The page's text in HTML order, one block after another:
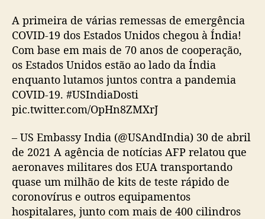
A primeira de várias remessas de emergência
COVID-19 dos Estados Unidos chegou à Índia!
Com base em mais de 70 anos de cooperação,
os Estados Unidos estão ao lado da Índia
enquanto lutamos juntos contra a pandemia
COVID-19. #USIndiaDosti
pic.twitter.com/OpHn8ZMXrJ
– US Embassy India (@USAndIndia) 30 de abril
de 2021 A agência de notícias AFP relatou que
aeronaves militares dos EUA transportando
quase um milhão de kits de teste rápido de
coronovírus e outros equipamentos
hospitalares, junto com mais de 400 cilindros